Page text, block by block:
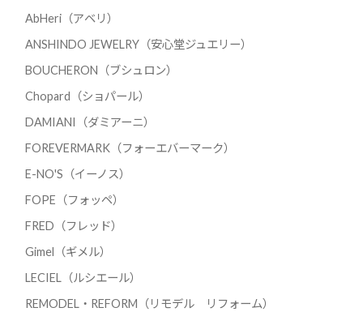
AbHeri（アベリ）
ANSHINDO JEWELRY（安心堂ジュエリー）
BOUCHERON（ブシュロン）
Chopard（ショパール）
DAMIANI（ダミアーニ）
FOREVERMARK（フォーエバーマーク）
E-NO'S（イーノス）
FOPE（フォッペ）
FRED（フレッド）
Gimel（ギメル）
LECIEL（ルシエール）
REMODEL・REFORM（リモデル リフォーム）